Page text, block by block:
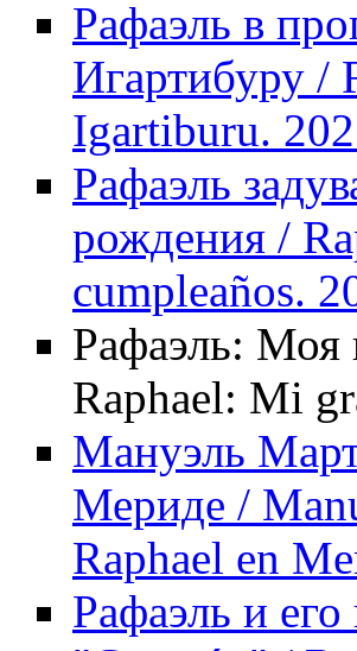
Рафаэль в
Игартибуру /
Igartiburu.
Рафаэль
рождения /
cumpleaños.
Рафаэль: Моя
Raphael: Mi
Мануэль
Мериде /
Raphael en
Рафаэль и